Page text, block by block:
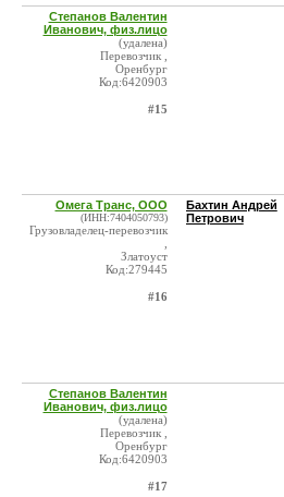
Степанов Валентин
Иванович, физ.лицо
(удалена)
Перевозчик ,
Оренбург
Код:6420903
#15
Омега Транс, ООО
(ИНН:7404050793)
Грузовладелец-перевозчик
Златоуст
Код:279445
#16
Бахтин Андрей
Петрович
Степанов Валентин
Иванович, физ.лицо
(удалена)
Перевозчик ,
Оренбург
Код:6420903
#17